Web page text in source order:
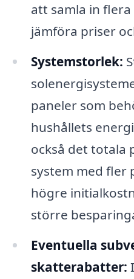
att samla in
jämföra priser
Systemstorlek:
paneler som
hushållets
också det totala
system med fler
högre
större
Eventuella
skatterabatter: